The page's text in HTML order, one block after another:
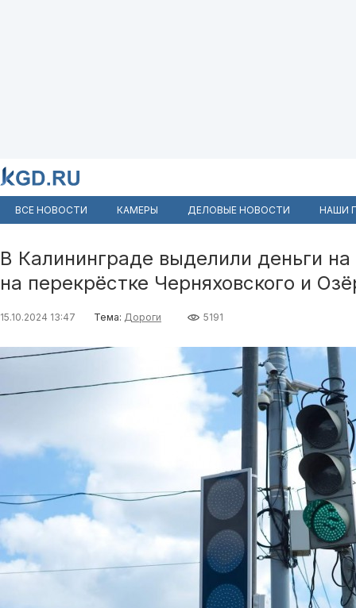
ВСЕ НОВОСТИ КАМЕРЫ ДЕЛОВЫЕ НОВОСТИ НАШИ
В Калининграде выделили деньги
на перекрёстке Черняховского и
15.10.2024 13:47 Тема: Дороги 5191